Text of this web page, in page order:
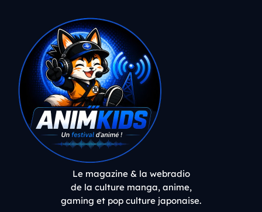
Le magazine & la webradio
de la culture manga, anime,
gaming et pop culture japonaise.